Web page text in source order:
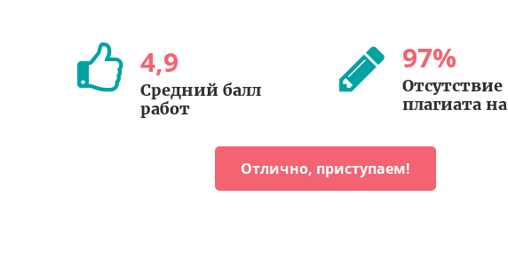
4,9
Средний балл
работ
97%
Отсутствие
плагиата на
Отлично, приступаем!